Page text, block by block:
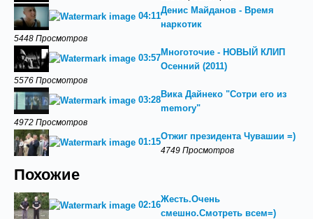
04:11
Денис Майданов - Время
наркотик
5448 Просмотров
03:57
Многоточие - НОВЫЙ КЛИП
Осенний (2011)
5576 Просмотров
03:28
Вика Дайнеко "Сотри его из
memory"
4972 Просмотров
01:15
Отжиг президента Чувашии =)
4749 Просмотров
Похожие
02:16
Жесть.Очень
смешно.Смотреть всем=)